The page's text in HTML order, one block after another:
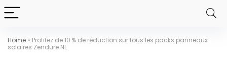
Home » Profitez de 10 % de réduction sur tous les packs panneaux
solaires Zendure NL